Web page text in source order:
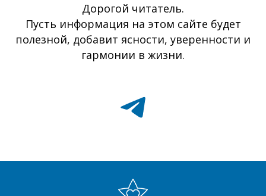
Дорогой читатель.
Пусть информация на этом сайте будет
полезной, добавит ясности, уверенности и
гармонии в жизни.